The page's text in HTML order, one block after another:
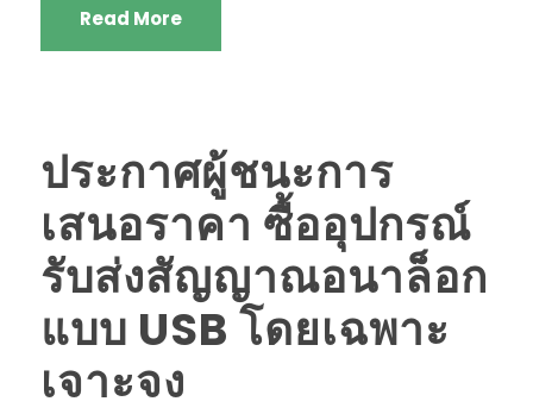
Read More
ประกาศผู้ชนะการ
เสนอราคา ซื้ออุปกรณ์
รับส่งสัญญาณอนาล็อก
แบบ USB โดยเฉพาะ
เจาะจง